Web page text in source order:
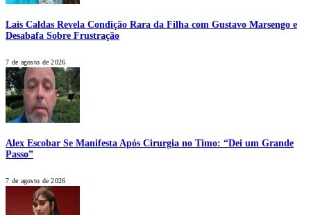
Laís Caldas Revela Condição Rara da Filha com Gustavo Marsengo e
Desabafa Sobre Frustração
7 de agosto de 2026
Alex Escobar Se Manifesta Após Cirurgia no Timo: “Dei um Grande
Passo”
7 de agosto de 2026